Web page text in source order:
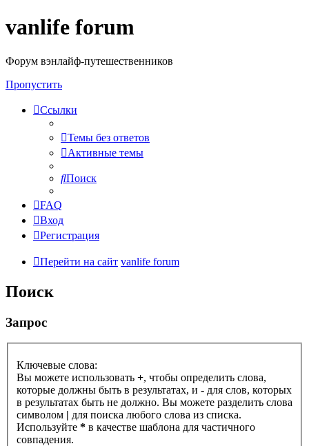
vanlife forum
Форум вэнлайф-путешественников
Пропустить
Ссылки
Темы без ответов
Активные темы
Поиск
FAQ
Вход
Регистрация
Перейти на сайт vanlife forum
Поиск
Запрос
Ключевые слова:
Вы можете использовать +, чтобы определить слова,
которые должны быть в результатах, и - для слов, которых
в результатах быть не должно. Вы можете разделить слова
символом | для поиска любого слова из списка.
Используйте * в качестве шаблона для частичного
совпадения.